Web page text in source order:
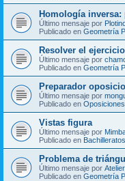
Homología
Último mensaje por
Publicado en Geometría
Resolver el ejercicio
Último mensaje por
Publicado en Geometría
Preparador
Último mensaje por
Publicado en Oposiciones
Vistas figura
Último mensaje por
Publicado en Bachilleratos
Problema de
Último mensaje por Atelier
Publicado en Geometría